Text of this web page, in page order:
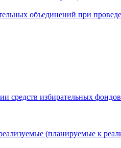
объединений при
средств избирательных
(планируемые к